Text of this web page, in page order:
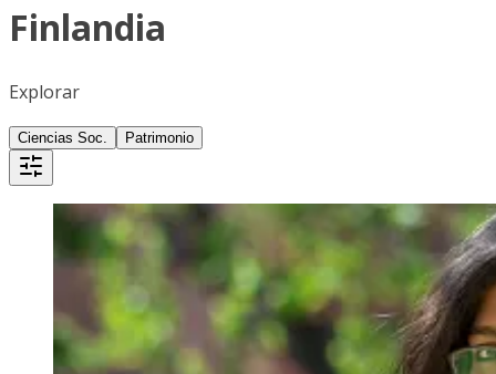
Finlandia
Explorar
Ciencias Soc. Patrimonio